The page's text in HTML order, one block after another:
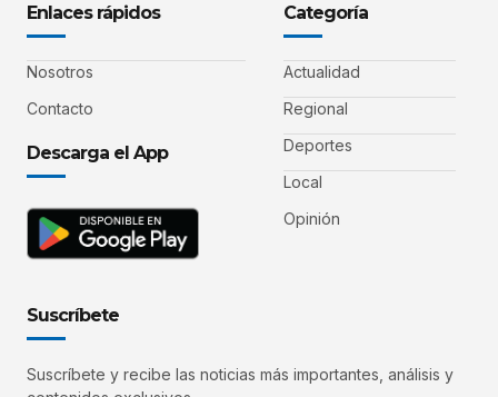
Enlaces rápidos
Nosotros
Contacto
Descarga el App
Categoría
Actualidad
Regional
Deportes
Local
Opinión
Suscríbete
Suscríbete y recibe las noticias más importantes, análisis y